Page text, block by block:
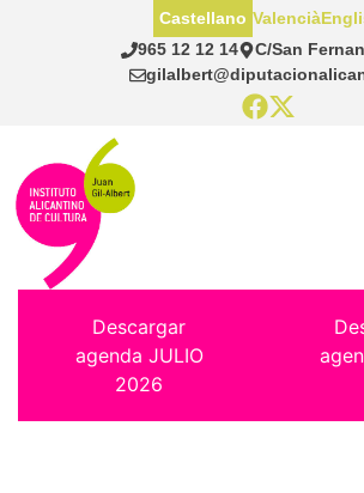
965 12 12 14
C/San
Castellano Valencià
Descargar
agenda JULIO
2026